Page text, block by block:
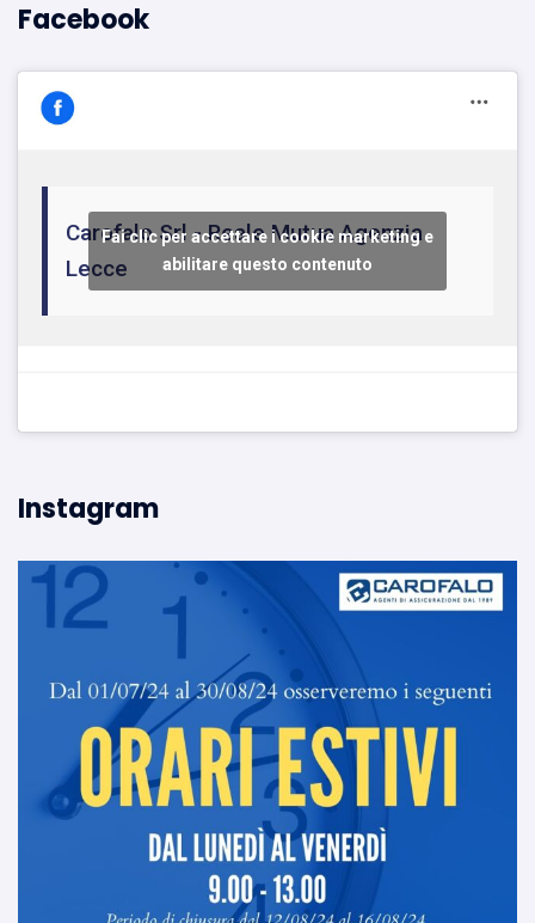
Facebook
Carofalo Srl - Reale Mutua Agenzia
Lecce
Fai clic per accettare i cookie marketing e
abilitare questo contenuto
Instagram